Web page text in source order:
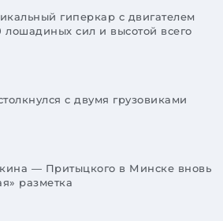
гиперкар с двигателем
лошадиных сил и высотой всего
с двумя грузовиками
— Притыцкого в Минске вновь
разметка